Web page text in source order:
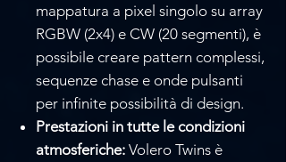
mappatura a pixel singolo su array
RGBW (2x4) e CW (20 segmenti), è
possibile creare pattern complessi,
sequenze chase e onde pulsanti
per infinite possibilità di design.
Prestazioni in tutte le condizioni
atmosferiche: Volero Twins è